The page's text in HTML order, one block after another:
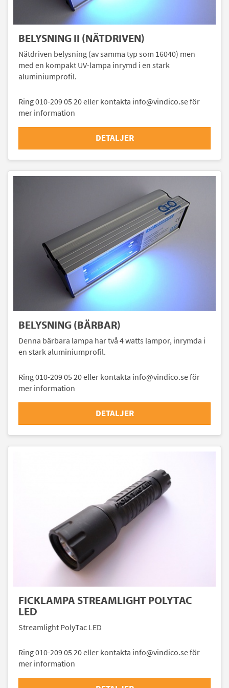
BELYSNING II (NÄTDRIVEN)
Nätdriven belysning (av samma typ som 16040) men
med en kompakt UV-lampa inrymd i en stark
aluminiumprofil.
Ring 010-209 05 20 eller kontakta info@vindico.se för
mer information
DETALJER
BELYSNING (BÄRBAR)
Denna bärbara lampa har två 4 watts lampor, inrymda i
en stark aluminiumprofil.
Ring 010-209 05 20 eller kontakta info@vindico.se för
mer information
DETALJER
FICKLAMPA STREAMLIGHT POLYTAC
LED
Streamlight PolyTac LED
Ring 010-209 05 20 eller kontakta info@vindico.se för
mer information